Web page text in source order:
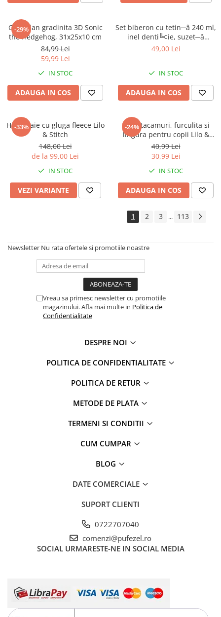
-29%
Ghiozdan gradinita 3D Sonic
the Hedgehog, 31x25x10 cm
84,99 Lei
59,99 Lei
IN STOC
ADAUGA IN COS
Set biberon cu tetin─â 240 ml,
inel denti╚¢ie, suzet─â
ortodontic─â ╚Öi suport
49,00 Lei
IN STOC
ADAUGA IN COS
-33%
Halat baie cu gluga fleece Lilo
& Stitch
148,00 Lei
de la 99,00 Lei
IN STOC
VEZI VARIANTE
-24%
Set 2 tacamuri, furculita si
lingura pentru copii Lilo &
Stitch 15.5 cm
40,99 Lei
30,99 Lei
IN STOC
ADAUGA IN COS
1 2 3 ... 113
Newsletter Nu rata ofertele si promotiile noastre
Vreau sa primesc newsletter cu promotiile
magazinului. Afla mai multe in Politica de
Confidentialitate
DESPRE NOI
POLITICA DE CONFIDENTIALITATE
POLITICA DE RETUR
METODE DE PLATA
TERMENI SI CONDITII
CUM CUMPAR
BLOG
DATE COMERCIALE
SUPORT CLIENTI
0722707040
comenzi@pufezel.ro
SOCIAL URMARESTE-NE IN SOCIAL MEDIA